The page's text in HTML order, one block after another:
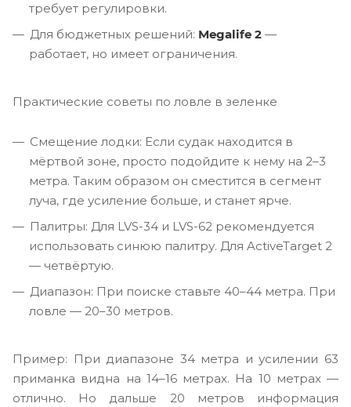
требует регулировки.
Для бюджетных решений: Megalife 2 —
работает, но имеет ограничения.
Практические советы по ловле в зеленке
Смещение лодки: Если судак находится в
мёртвой зоне, просто подойдите к нему на 2–3
метра. Таким образом он сместится в сегмент
луча, где усиление больше, и станет ярче.
Палитры: Для LVS-34 и LVS-62 рекомендуется
использовать синюю палитру. Для ActiveTarget 2
— четвёртую.
Диапазон: При поиске ставьте 40–44 метра. При
ловле — 20–30 метров.
Пример: При диапазоне 34 метра и усилении 63
приманка видна на 14–16 метрах. На 10 метрах —
отлично. Но дальше 20 метров информация